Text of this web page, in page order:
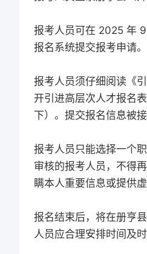
报考人员可在 2025 年
报名系统提交报考申请。
报考人员须仔细阅读《
开引进高层次人才报名
下）。提交报名信息被
报考人员只能选择一个
审核的报考人员，不得
瞒本人重要信息或提供
报名结束后，将在册亨
人员应合理安排时间及